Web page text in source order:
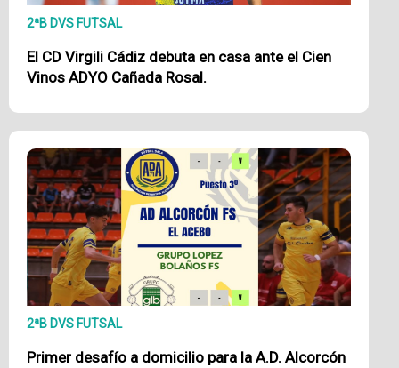
2ªB DVS FUTSAL
El CD Virgili Cádiz debuta en casa ante el Cien
Vinos ADYO Cañada Rosal.
2ªB DVS FUTSAL
Primer desafío a domicilio para la A.D. Alcorcón